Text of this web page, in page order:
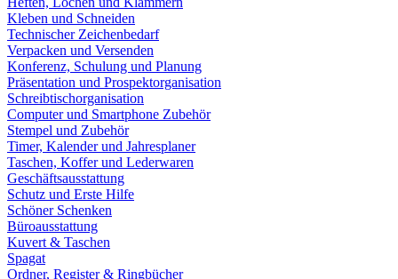
Kleben und Schneiden
Technischer Zeichenbedarf
Verpacken und Versenden
Konferenz, Schulung und Planung
Präsentation und Prospektorganisation
Schreibtischorganisation
Computer und Smartphone Zubehör
Stempel und Zubehör
Timer, Kalender und Jahresplaner
Taschen, Koffer und Lederwaren
Geschäftsausstattung
Schutz und Erste Hilfe
Schöner Schenken
Büroausstattung
Kuvert & Taschen
Spagat
Ordner, Register & Ringbücher